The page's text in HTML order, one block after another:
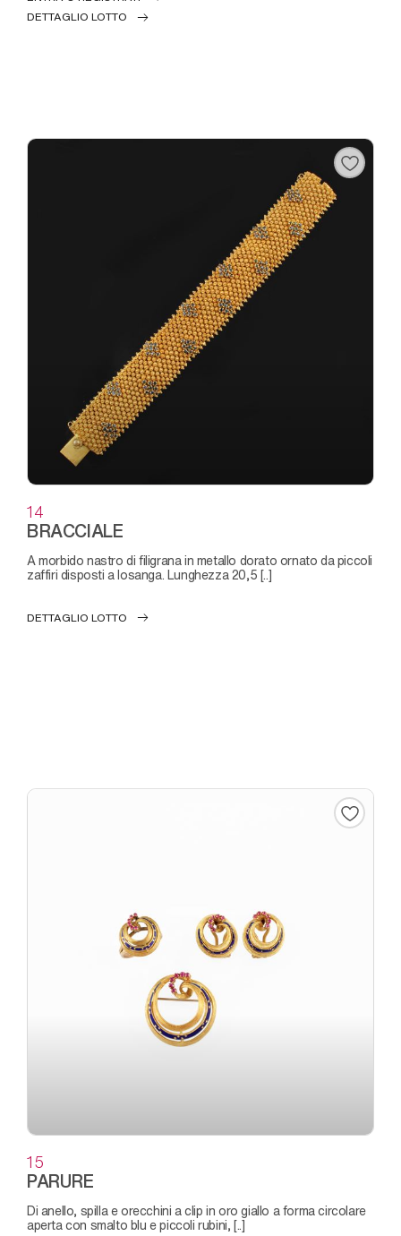
DETTAGLIO LOTTO
14
BRACCIALE
a morbido nastro di filigrana in metallo dorato ornato da piccoli
zaffiri disposti a losanga. Lunghezza 20,5 [..]
DETTAGLIO LOTTO
15
PARURE
di anello, spilla e orecchini a clip in oro giallo a forma circolare
aperta con smalto blu e piccoli rubini, [..]